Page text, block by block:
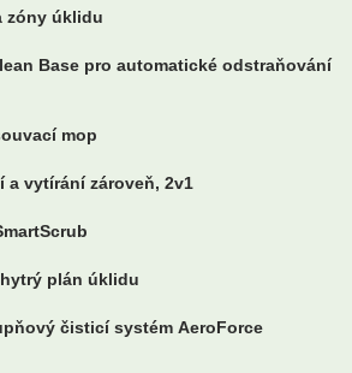
zóny úklidu
Base pro automatické odstraňování
mop
a vytírání zároveň, 2v1
plán úklidu
čisticí systém AeroForce